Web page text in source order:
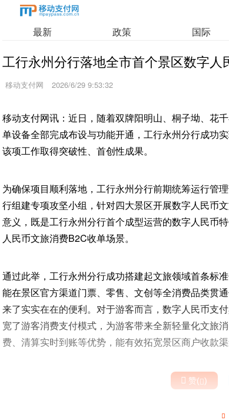
最新 政策 国际
工行永州分行落地全市首个景区数字人
移动支付网 2026/6/29 9:53:32
移动支付网讯：近日，随着双牌阳明山、桐子坳、花
单设备全部完成布设与功能开通，工行永州分行成功
该项工作取得突破性、首创性成果。
为确保项目顺利落地，工行永州分行前期统筹运行管
行组建专项攻坚小组，针对四大景区开展数字人民币
意义，既是工行永州分行首个成型运营的数字人民币
人民币文旅消费B2C收单场景。
通过此举，工行永州分行成功搭建起文旅领域首条标
能在景区官方渠道门票、零售、文创等全消费品类贯
来了实实在在的便利。对于游客而言，数字人民币支
宽了游客消费支付模式，为游客带来全新轻量化文旅
费、清算实时到账等优势，能有效拓宽景区商户收款
 赞()
